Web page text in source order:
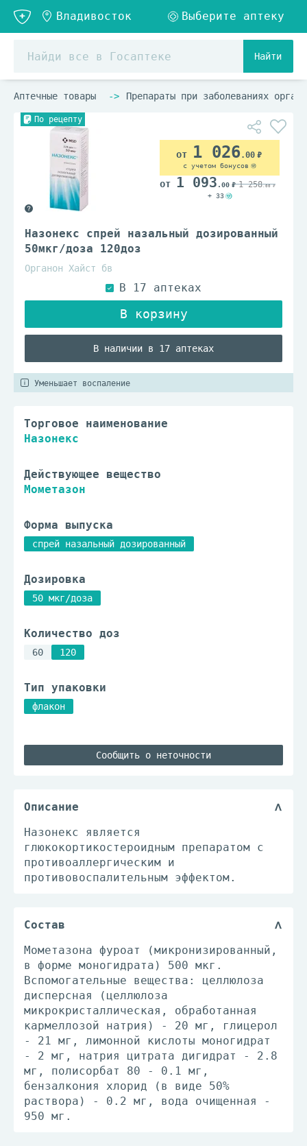
Найти
Аптечные товары Препараты при заболеваниях
По рецепту
Назонекс спрей назальный дозированный
50мкг/доза 120доз
Органон Хайст бв
В наличии в 17 аптеках
1 026.00
с учетом бонусов
1 093 .00 1 258.00
+ 33
Уменьшает воспаление
Торговое наименование
Назонекс
Действующее вещество
Мометазон
Форма выпуска
спрей назальный дозированный
Дозировка
50 мкг/доза
Количество доз
60 120
Тип упаковки
флакон
Сообщить о неточности
Описание
Назонекс является
глюкокортикостероидным препаратом с
противоаллергическим и
противовоспалительным эффектом.
Состав
Мометазона фуроат (микронизированный,
в форме моногидрата) 500 мкг.
Вспомогательные вещества: целлюлоза
дисперсная (целлюлоза
микрокристаллическая, обработанная
кармеллозой натрия) - 20 мг, глицерол
- 21 мг, лимонной кислоты моногидрат
- 2 мг, натрия цитрата дигидрат - 2.8
мг, полисорбат 80 - 0.1 мг,
бензалкония хлорид (в виде 50%
раствора) - 0.2 мг, вода очищенная -
950 мг.